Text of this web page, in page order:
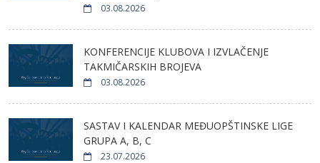
03.08.2026
KONFERENCIJE KLUBOVA I IZVLAČENJE
TAKMIČARSKIH BROJEVA
03.08.2026
SASTAV I KALENDAR MEĐUOPŠTINSKE LIGE
GRUPA A, B, C
23.07.2026